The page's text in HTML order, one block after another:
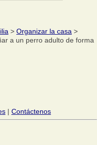
> Organizar la casa >
a un perro adulto de forma
| Contáctenos